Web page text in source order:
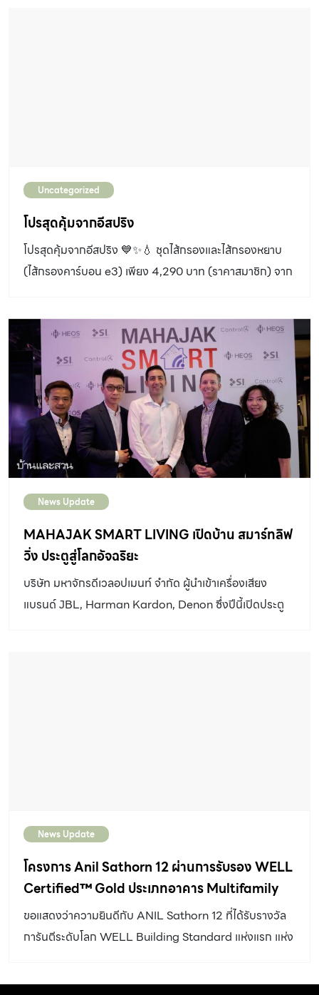
Uncategorized
โปรสุดคุ้มจากอีสปริง
โปรสุดคุ้มจากอีสปริง 💙✨💧 ชุดไส้กรองและไส้กรองหยาบ
(ไส้กรองคาร์บอน e3) เพียง 4,290 บาท (ราคาสมาชิก) จาก
มันต์และหลอดอุลตร้าไวโอเล็ท เพียง 4,290 บาท (ราคา
สมาชิก) จากปกติ 5,082 บาท (ราคาสมาชิก) 💳 พร้อมรับ
สิทธิ์ผ่อน 0% นาน 4 เดือน กับบัตรที่ร่วมรายการ *อัตรา
ดอกเบี้ย 0% นาน 4 เดือน เมื่อลูกค้าชำระเต็มจำนวนภายใน
วันครบกำหนดชำระ 🛒 ช้อปพร้อมโปรโมชั่น คลิกเลย 👉
https://amway.co.th/promotions/jun-2026-
espringfilter 📅 จำหน่ายทั่วไป 15 มิ.ย. 69 – 15 ก.ค. 69 🕛
เริ่ม 10.30 น. วันที่ […]
News Update
MAHAJAK SMART LIVING เปิดบ้าน สมาร์ทลิฟ
วิ่ง ประตูสู่โลกอัจฉริยะ
บริษัท มหาจักรดีเวลอปเมนท์ จำกัด ผู้นำเข้าเครื่องเสียง
แบรนด์ JBL, Harman Kardon, Denon ซึ่งปีนี้เปิดประตู
News Update
โครงการ Anil Sathorn 12 ผ่านการรับรอง WELL
Certified™ Gold ประเภทอาคาร Multifamily
Residential แห่งแรกของประเทศไทย &
Southeast Asia จาก IWBI™️
ขอแสดงว่าความยินดีกับ ANIL Sathorn 12 ที่ได้รับรางวัล
การันตีระดับโลก WELL Building Standard แห่งแรก แห่ง
Certified™ for Multifamily Residential Project